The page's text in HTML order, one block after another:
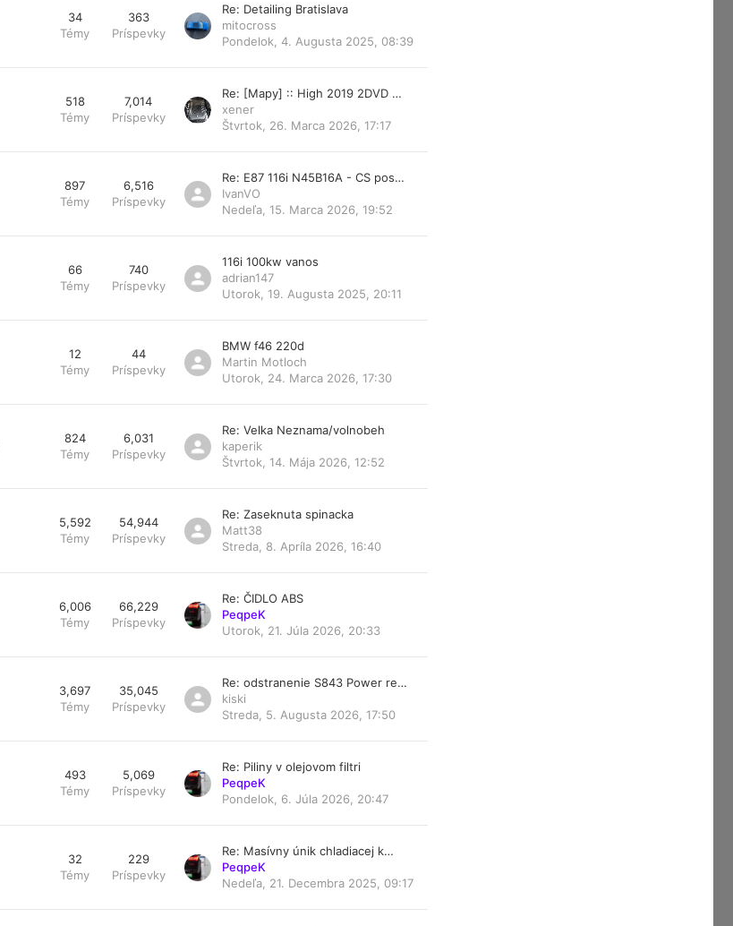
34
Témy
363
Príspevky
Re: Detailing Bratislava
mitocross
Pondelok, 4. Augusta 2025, 08:39
518
Témy
7,014
Príspevky
Re: [Mapy] :: High 2019 2DVD …
xener
Štvrtok, 26. Marca 2026, 17:17
897
Témy
6,516
Príspevky
Re: E87 116i N45B16A - CS pos…
IvanVO
Nedeľa, 15. Marca 2026, 19:52
66
Témy
740
Príspevky
116i 100kw vanos
adrian147
Utorok, 19. Augusta 2025, 20:11
12
Témy
44
Príspevky
BMW f46 220d
Martin Motloch
Utorok, 24. Marca 2026, 17:30
824
Témy
6,031
Príspevky
Re: Velka Neznama/volnobeh
kaperik
Štvrtok, 14. Mája 2026, 12:52
5,592
Témy
54,944
Príspevky
Re: Zaseknuta spinacka
Matt38
Streda, 8. Apríla 2026, 16:40
6,006
Témy
66,229
Príspevky
Re: ČIDLO ABS
PeqpeK
Utorok, 21. Júla 2026, 20:33
3,697
Témy
35,045
Príspevky
Re: odstranenie S843 Power re…
kiski
Streda, 5. Augusta 2026, 17:50
493
Témy
5,069
Príspevky
Re: Piliny v olejovom filtri
PeqpeK
Pondelok, 6. Júla 2026, 20:47
32
Témy
229
Príspevky
Re: Masívny únik chladiacej k…
PeqpeK
Nedeľa, 21. Decembra 2025, 09:17